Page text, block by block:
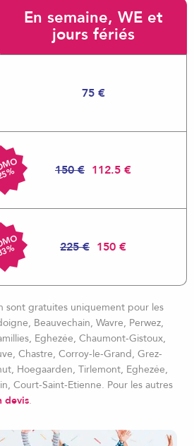
En semaine, WE et
jours fériés
75 €
150 € 112.5 €
225 € 150 €
sont gratuites uniquement pour les
Beauvechain, Wavre, Perwez,
Eghezée, Chaumont-Gistoux,
Chastre, Corroy-le-Grand, Grez-
Hoegaarden, Tirlemont, Eghezée,
Court-Saint-Etienne. Pour les autres
devis.